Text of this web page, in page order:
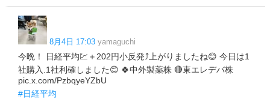
8月4日 17:03 yamaguchi
今晩！ 日経平均💹＋202円小反発⤴️上がりましたね😊 今日は1
社購入.1社利確しました😊 🍀中外製薬株 🔴東エレデバ株
pic.x.com/PzbqyeYZbU
#日経平均